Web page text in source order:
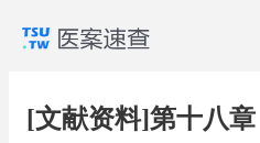
[文献资料]第十八